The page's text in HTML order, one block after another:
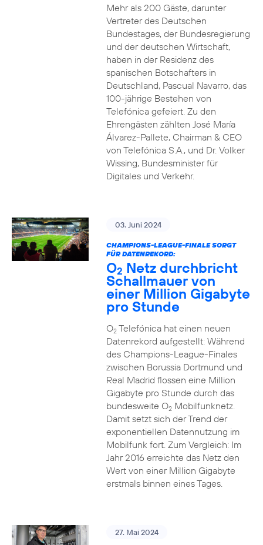
Mehr als 200 Gäste, darunter
Vertreter des Deutschen
Bundestages, der Bundesregierung
und der deutschen Wirtschaft,
haben in der Residenz des
spanischen Botschafters in
Deutschland, Pascual Navarro, das
100-jährige Bestehen von
Telefónica gefeiert. Zu den
Ehrengästen zählten José María
Álvarez-Pallete, Chairman & CEO
von Telefónica S.A., und Dr. Volker
Wissing, Bundesminister für
Digitales und Verkehr.
03. Juni 2024
CHAMPIONS-LEAGUE-FINALE SORGT
FÜR DATENREKORD:
O2 Netz durchbricht
Schallmauer von
einer Million Gigabyte
pro Stunde
O2Telefónica hat einen neuen
Datenrekord aufgestellt: Während
des Champions-League-Finales
zwischen Borussia Dortmund und
Real Madrid flossen eine Million
Gigabyte pro Stunde durch das
bundesweite O2Mobilfunknetz.
Damit setzt sich der Trend der
exponentiellen Datennutzung im
Mobilfunk fort. Zum Vergleich: Im
Jahr 2016 erreichte das Netz den
Wert von einer Million Gigabyte
erstmals binnen eines Tages.
27. Mai 2024